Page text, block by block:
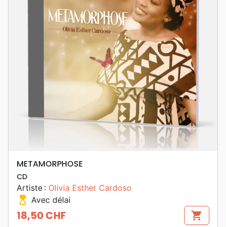
METAMORPHOSE
CD
Artiste : Olivia Esther Cardoso
hourglass_top Avec délai
Prix
18,50 CHF shopping_cart